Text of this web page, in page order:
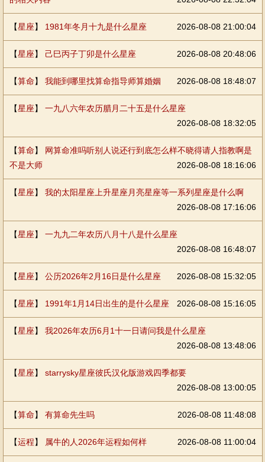
【星座】 1981年冬月十九是什么星座 2026-08-08 21:00:04
【星座】 己巳丙子丁卯是什么星座 2026-08-08 20:48:06
【算命】 我能到哪里找算命指导师算婚姻 2026-08-08 18:48:07
【星座】 一九八六年农历腊月二十五是什么星座
2026-08-08 18:32:05
【算命】 网算命准吗听别人说还行到底怎么样不晓得请人指教啊是
不是大师
2026-08-08 18:16:06
【星座】 我的太阳星座上升星座月亮星座等一系列星座是什么啊
2026-08-08 17:16:06
【星座】 一九九二年农历八月十八是什么星座
2026-08-08 16:48:07
【星座】 公历2026年2月16日是什么星座 2026-08-08 15:32:05
【星座】 1991年1月14日出生的是什么星座 2026-08-08 15:16:05
【星座】 我2026年农历6月1十一日请问我是什么星座
2026-08-08 13:48:06
【星座】 starrysky星座彼氏汉化版游戏四季都要
2026-08-08 13:00:05
【算命】 有算命先生吗 2026-08-08 11:48:08
【运程】 属牛的人2026年运程如何样 2026-08-08 11:00:04